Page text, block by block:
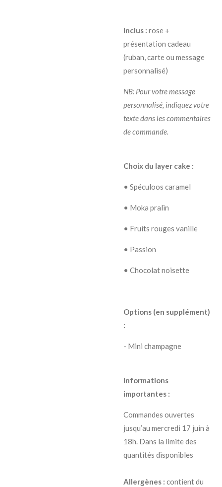
Inclus : rose +
présentation cadeau
(ruban, carte ou message
personnalisé)
NB: Pour votre message
personnalisé, indiquez votre
texte dans les commentaires
de commande.
Choix du layer cake :
• Spéculoos caramel
• Moka pralin
• Fruits rouges vanille
• Passion
• Chocolat noisette
Options (en supplément)
:
- Mini champagne
Informations
importantes :
Commandes ouvertes
jusqu’au mercredi 17 juin à
18h. Dans la limite des
quantités disponibles
Allergènes : contient du